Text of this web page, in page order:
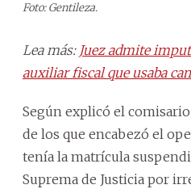
Foto: Gentileza.
Lea más: Juez admite
auxiliar fiscal que usaba
Según explicó el
de los que encabezó el
tenía la matrícula
Suprema de Justicia por